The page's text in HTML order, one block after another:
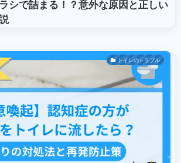
シで詰まる！？意外な原因と正しい
トイレのトラブル